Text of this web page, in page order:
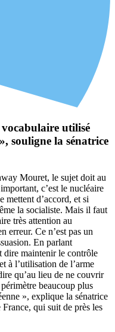
utilisé
souligne la sénatrice
Mouret, le sujet doit au
c’est le nucléaire
mettent d’accord, et si
la socialiste. Mais il faut
très attention au
erreur. Ce n’est pas un
En parlant
dire maintenir le contrôle
à l’utilisation de l’arme
qu’au lieu de ne couvrir
beaucoup plus
», explique la sénatrice
qui suit de près les